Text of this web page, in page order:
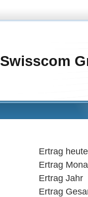
Swisscom
Ertrag heute
Ertrag
Ertrag Jahr
Ertrag